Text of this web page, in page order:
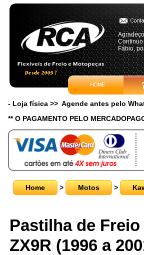
Fábio,
- Loja física >> Agende antes pelo
** O PAGAMENTO PELO
Home > Motos >
Pastilha de
ZX9R (1996 a